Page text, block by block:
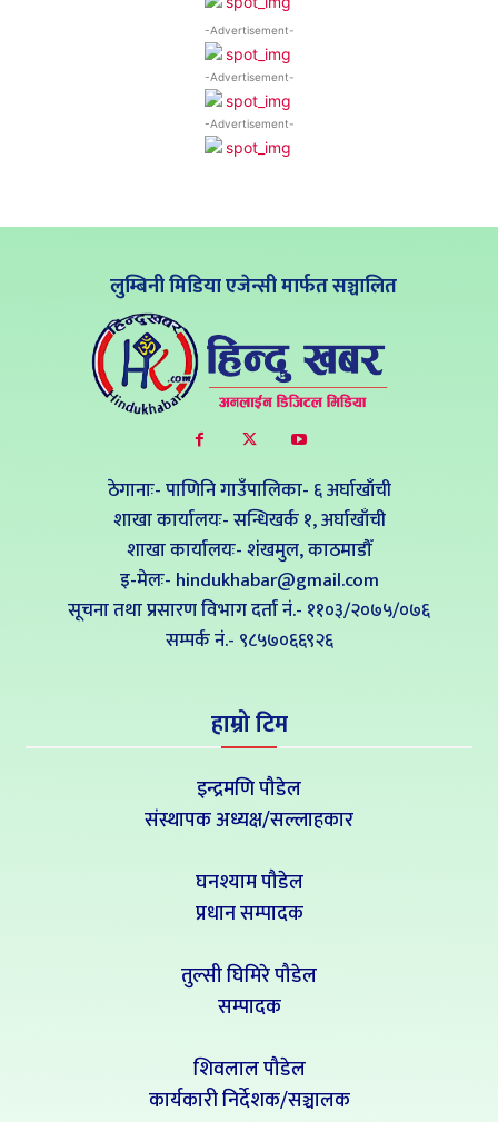
-Advertisement-
-Advertisement-
-Advertisement-
लुम्बिनी मिडिया एजेन्सी मार्फत सञ्चालित
ठेगानाः- पाणिनि गाउँपालिका- ६ अर्घाखाँची
शाखा कार्यालयः- सन्धिखर्क १, अर्घाखाँची
शाखा कार्यालयः- शंखमुल, काठमाडौँ
इ-मेलः- hindukhabar@gmail.com
सूचना तथा प्रसारण विभाग दर्ता नं.- ११०३/२०७५/०७६
सम्पर्क नं‍.- ९८५७०६६९२६
हाम्रो टिम
इन्द्रमणि पौडेल
संस्थापक अध्यक्ष/सल्लाहकार
घनश्याम पौडेल
प्रधान सम्पादक
तुल्सी घिमिरे पौडेल
सम्पादक
शिवलाल पौडेल
कार्यकारी निर्देशक/सञ्चालक